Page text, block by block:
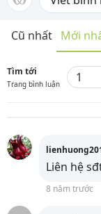
Cũ nhất Mới
Tìm tới
Trang bình luận
Liên hệ
8 năm trước